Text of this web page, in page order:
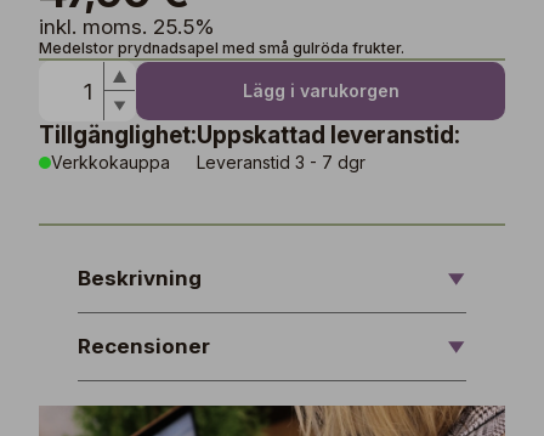
inkl. moms. 25.5%
Medelstor prydnadsapel med små gulröda frukter.
Lägg i varukorgen
Tillgänglighet:
Verkkokauppa
Uppskattad leveranstid:
Leveranstid 3 - 7 dgr
Beskrivning
Recensioner